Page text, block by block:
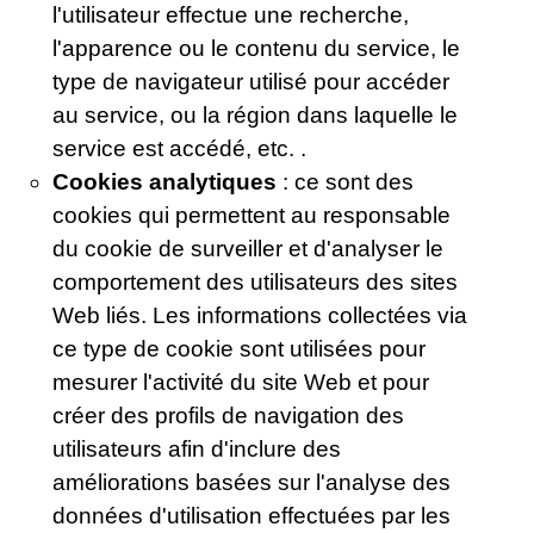
l'utilisateur effectue une recherche,
l'apparence ou le contenu du service, le
type de navigateur utilisé pour accéder
au service, ou la région dans laquelle le
service est accédé, etc. .
Cookies analytiques : ce sont des
cookies qui permettent au responsable
du cookie de surveiller et d'analyser le
comportement des utilisateurs des sites
Web liés. Les informations collectées via
ce type de cookie sont utilisées pour
mesurer l'activité du site Web et pour
créer des profils de navigation des
utilisateurs afin d'inclure des
améliorations basées sur l'analyse des
données d'utilisation effectuées par les